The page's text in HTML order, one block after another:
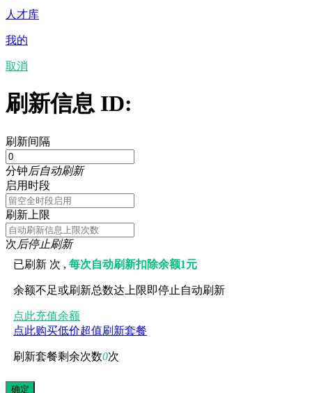
人才库
我的
取消
刷新信息 ID:
刷新间隔
分钟后自动刷新
启用时段
刷新上限
次后停止刷新
已刷新 次 ,每次自动刷新扣除余额1元
余额不足或刷新总数达上限即停止自动刷新
点此充值余额
点此购买低价超值刷新套餐
刷新套餐剩余次数0次